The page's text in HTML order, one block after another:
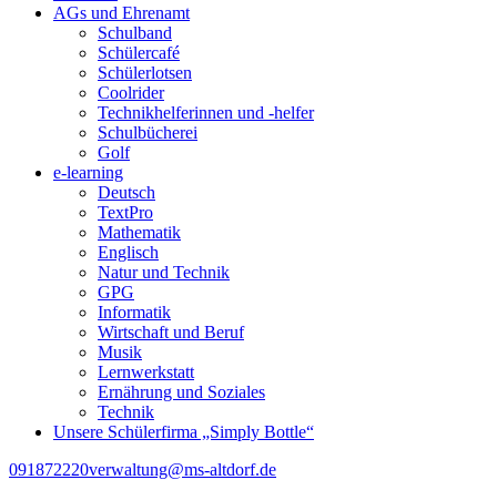
AGs und Ehrenamt
Schulband
Schülercafé
Schülerlotsen
Coolrider
Technikhelferinnen und -helfer
Schulbücherei
Golf
e-learning
Deutsch
TextPro
Mathematik
Englisch
Natur und Technik
GPG
Informatik
Wirtschaft und Beruf
Musik
Lernwerkstatt
Ernährung und Soziales
Technik
Unsere Schülerfirma „Simply Bottle“
091872220verwaltung@ms-altdorf.de